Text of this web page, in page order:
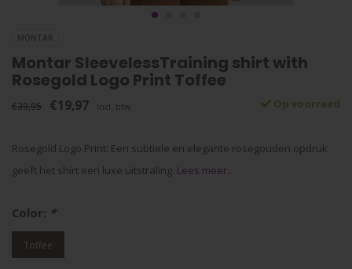
MONTAR
Montar SleevelessTraining shirt with
Rosegold Logo Print Toffee
€39,95 €19,97 Incl. btw Op voorraad
Rosegold Logo Print: Een subtiele en elegante rosegouden opdruk
geeft het shirt een luxe uitstraling. Lees meer..
Color: *
Toffee